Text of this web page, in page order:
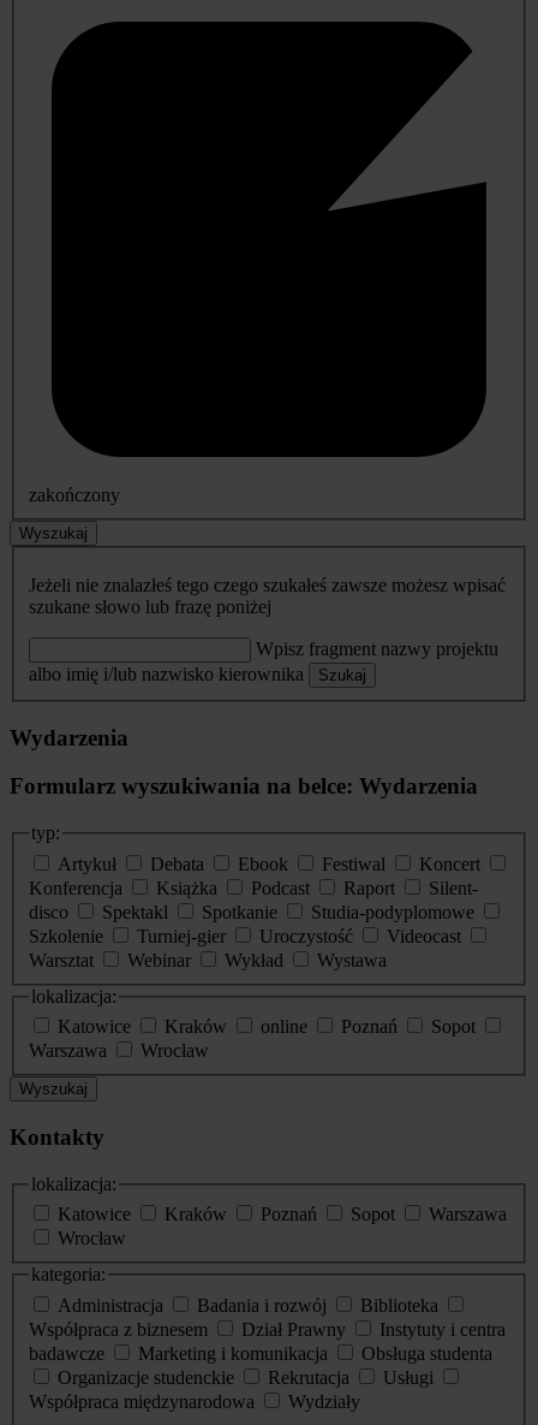
zakończony
Wyszukaj
Jeżeli nie znalazłeś tego czego szukałeś zawsze możesz wpisać
szukane słowo lub frazę poniżej
Wpisz fragment nazwy projektu
albo imię i/lub nazwisko kierownika
Szukaj
Wydarzenia
Formularz wyszukiwania na belce: Wydarzenia
typ:
Artykuł
Debata Ebook Festiwal
Koncert
Konferencja
Książka Podcast Raport
Silent-
disco
Spektakl Spotkanie
Studia-podyplomowe
Szkolenie
Turniej-gier Uroczystość
Videocast
Warsztat
Webinar Wykład
Wystawa
lokalizacja:
Katowice
Kraków online Poznań
Sopot
Warszawa
Wrocław
Wyszukaj
Kontakty
lokalizacja:
Katowice
Kraków Poznań Sopot
Warszawa
Wrocław
kategoria:
Administracja
Badania i rozwój
Biblioteka
Współpraca z biznesem
Dział Prawny
Instytuty i centra
badawcze
Marketing i komunikacja
Obsługa studenta
Organizacje studenckie
Rekrutacja
Usługi
Współpraca międzynarodowa
Wydziały